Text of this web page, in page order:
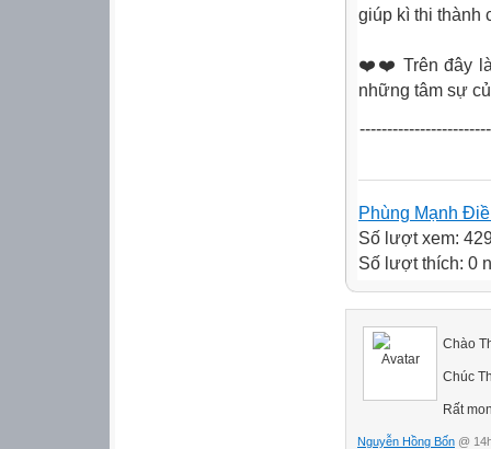
giúp kì thi thành
❤️❤️ Trên đây là
những tâm sự
Phùng Mạnh
Số lượt xem:
Số lượt thích: 0
Chào
Chúc
Rất
Nguyễn Hồng Bốn @